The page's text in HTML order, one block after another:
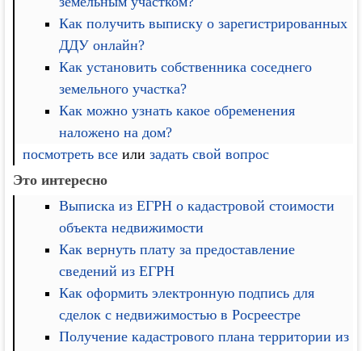
Как получить выписку о зарегистрированных
ДДУ онлайн?
Как установить собственника соседнего
земельного участка?
Как можно узнать какое обременения
наложено на дом?
посмотреть все илизадать свой вопрос
Это интересно
Выписка из ЕГРН о кадастровой стоимости
объекта недвижимости
Как вернуть плату за предоставление
сведений из ЕГРН
Как оформить электронную подпись для
сделок с недвижимостью в Росреестре
Получение кадастрового плана территории из